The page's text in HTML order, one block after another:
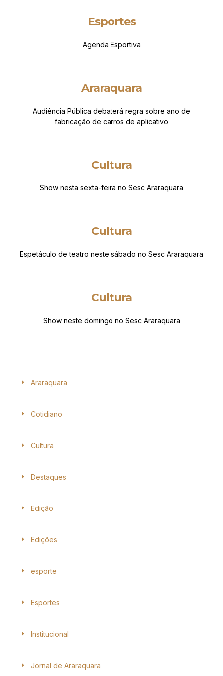
Esportes
Agenda Esportiva
Araraquara
Audiência Pública debaterá regra sobre ano de
fabricação de carros de aplicativo
Cultura
Show nesta sexta-feira no Sesc Araraquara
Cultura
Espetáculo de teatro neste sábado no Sesc Araraquara
Cultura
Show neste domingo no Sesc Araraquara
Araraquara
Cotidiano
Cultura
Destaques
Edição
Edições
esporte
Esportes
Institucional
Jornal de Araraquara